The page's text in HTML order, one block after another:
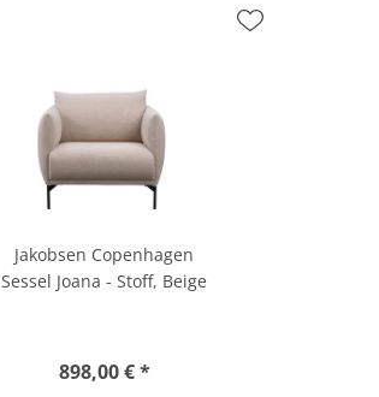
Jakobsen Copenhagen
Sessel Joana - Stoff, Beige
898,00 € *